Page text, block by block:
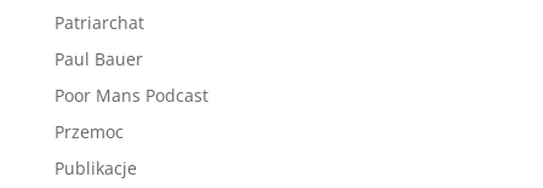
Patriarchat
Paul Bauer
Poor Mans Podcast
Przemoc
Publikacje